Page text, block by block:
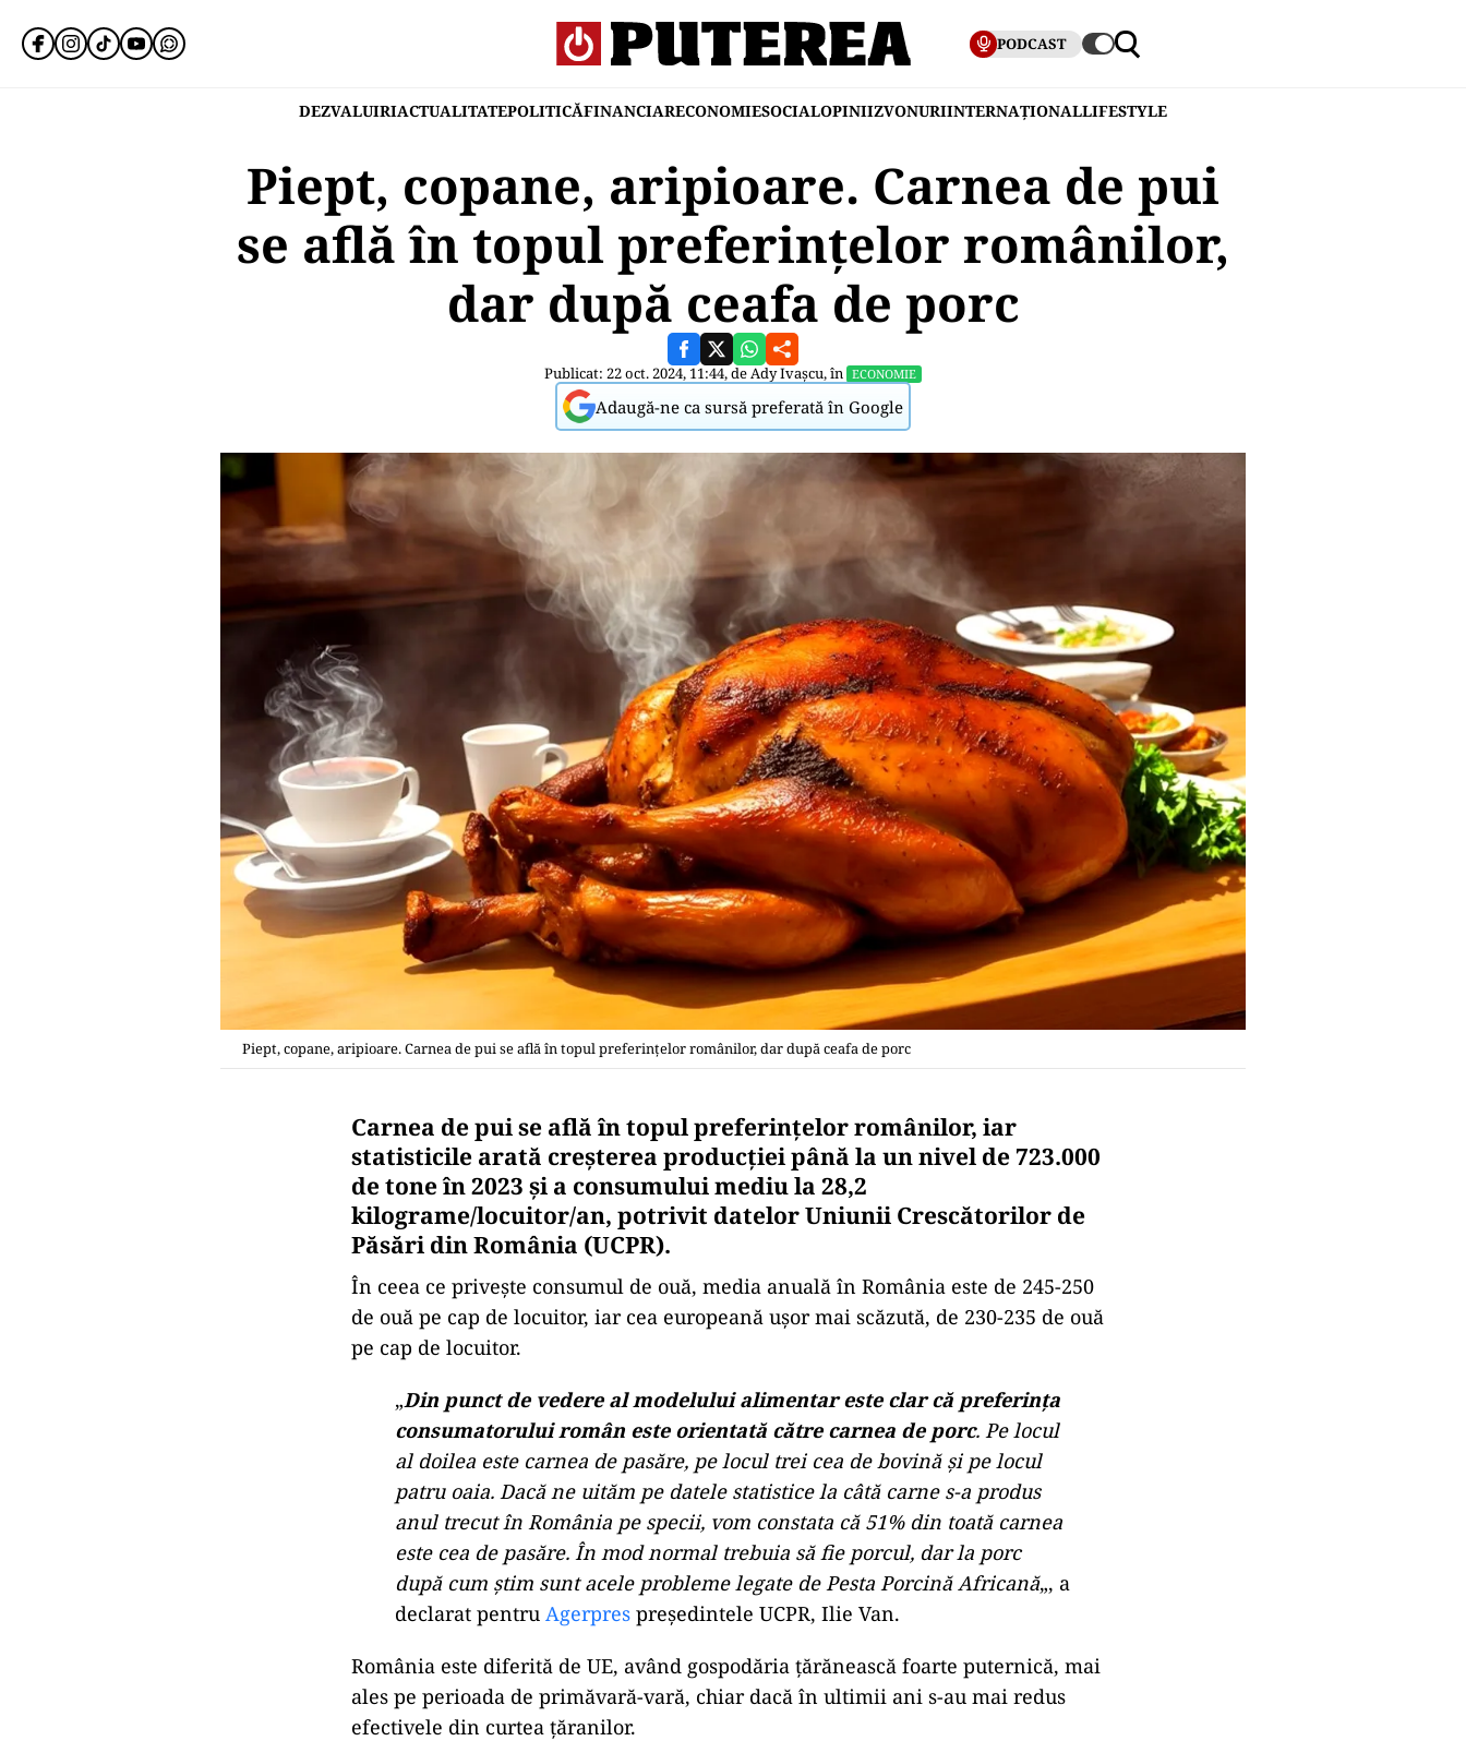
PODCAST
DEZVALUIRIACTUALITATEPOLITICĂFINANCIARECONOMIESOCIALOPINIIZVONURIINTERNAȚIONALLIFESTYLE
Piept, copane, aripioare. Carnea de pui
se află în topul preferinţelor românilor,
dar după ceafa de porc
Publicat: 22 oct. 2024, 11:44, deAdy Ivașcu, în ECONOMIE
Adaugă-ne ca sursă preferată în Google
Piept, copane, aripioare. Carnea de pui se află în topul preferinţelor românilor, dar după ceafa de porc
Carnea de pui se află în topul preferinţelor românilor, iar
statisticile arată creşterea producţiei până la un nivel de 723.000
de tone în 2023 şi a consumului mediu la 28,2
kilograme/locuitor/an, potrivit datelor Uniunii Crescătorilor de
Păsări din România (UCPR).
În ceea ce priveşte consumul de ouă, media anuală în România este de 245-250
de ouă pe cap de locuitor, iar cea europeană uşor mai scăzută, de 230-235 de ouă
pe cap de locuitor.
„Din punct de vedere al modelului alimentar este clar că preferinţa
consumatorului român este orientată către carnea de porc. Pe locul
al doilea este carnea de pasăre, pe locul trei cea de bovină şi pe locul
patru oaia. Dacă ne uităm pe datele statistice la câtă carne s-a produs
anul trecut în România pe specii, vom constata că 51% din toată carnea
este cea de pasăre. În mod normal trebuia să fie porcul, dar la porc
după cum ştim sunt acele probleme legate de Pesta Porcină Africană„, a
declarat pentru Agerpres preşedintele UCPR, Ilie Van.
România este diferită de UE, având gospodăria ţărănească foarte puternică, mai
ales pe perioada de primăvară-vară, chiar dacă în ultimii ani s-au mai redus
efectivele din curtea ţăranilor.